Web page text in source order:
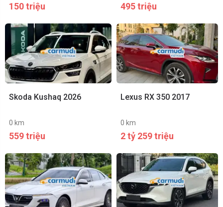
150 triệu 495 triệu
Skoda Kushaq 2026
0 km
559 triệu
Lexus RX 350 2017
0 km
2 tỷ 259 triệu